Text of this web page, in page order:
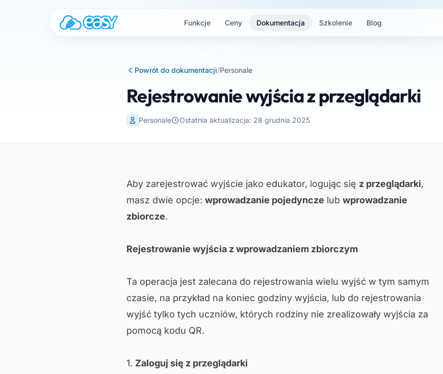
Funkcje Ceny Dokumentacja Szkolenie Blog
Powrót do dokumentacji/Personale
Rejestrowanie wyjścia z przeglądarki
Personale Ostatnia aktualizacja: 28 grudnia 2025
Aby zarejestrować wyjście jako edukator, logując się z przeglądarki,
masz dwie opcje: wprowadzanie pojedyncze lub wprowadzanie
zbiorcze.
Rejestrowanie wyjścia z wprowadzaniem zbiorczym
Ta operacja jest zalecana do rejestrowania wielu wyjść w tym samym
czasie, na przykład na koniec godziny wyjścia, lub do rejestrowania
wyjść tylko tych uczniów, których rodziny nie zrealizowały wyjścia za
pomocą kodu QR.
1. Zaloguj się z przeglądarki